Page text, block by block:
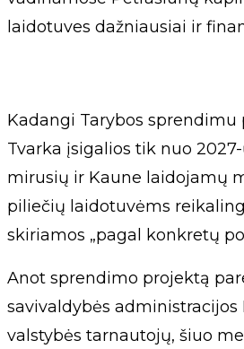
laidotuves dažniausiai ir
Kadangi Tarybos
Tvarka įsigalios tik nuo
mirusių ir Kaune laidojamų
piliečių laidotuvėms
skiriamos „pagal konkretų
Anot sprendimo projektą
savivaldybės administracijos
valstybės tarnautojų, šiuo